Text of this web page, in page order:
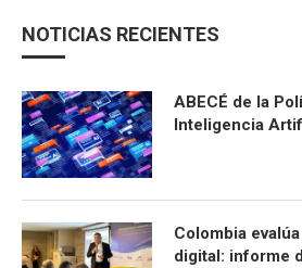
NOTICIAS RECIENTES
ABECÉ de la
Inteligencia
Colombia
digital: informe